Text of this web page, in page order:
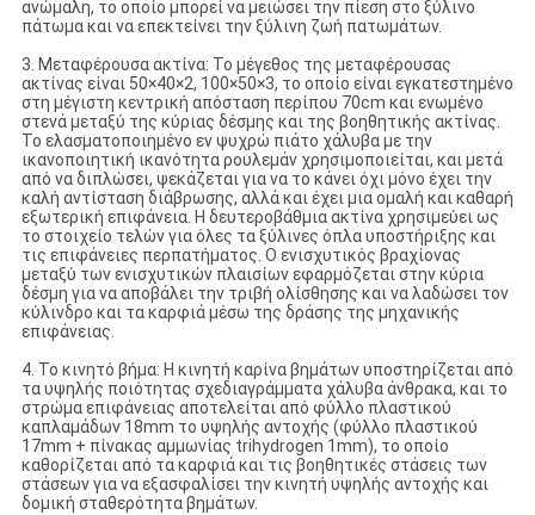
ανώμαλη, το οποίο μπορεί να μειώσει την πίεση στο ξύλινο
πάτωμα και να επεκτείνει την ξύλινη ζωή πατωμάτων.
3. Μεταφέρουσα ακτίνα: Το μέγεθος της μεταφέρουσας
ακτίνας είναι 50×40×2, 100×50×3, το οποίο είναι εγκατεστημένο
στη μέγιστη κεντρική απόσταση περίπου 70cm και ενωμένο
στενά μεταξύ της κύριας δέσμης και της βοηθητικής ακτίνας.
Το ελασματοποιημένο εν ψυχρώ πιάτο χάλυβα με την
ικανοποιητική ικανότητα ρουλεμάν χρησιμοποιείται, και μετά
από να διπλώσει, ψεκάζεται για να το κάνει όχι μόνο έχει την
καλή αντίσταση διάβρωσης, αλλά και έχει μια ομαλή και καθαρή
εξωτερική επιφάνεια. Η δευτεροβάθμια ακτίνα χρησιμεύει ως
το στοιχείο τελών για όλες τα ξύλινες όπλα υποστήριξης και
τις επιφάνειες περπατήματος. Ο ενισχυτικός βραχίονας
μεταξύ των ενισχυτικών πλαισίων εφαρμόζεται στην κύρια
δέσμη για να αποβάλει την τριβή ολίσθησης και να λαδώσει τον
κύλινδρο και τα καρφιά μέσω της δράσης της μηχανικής
επιφάνειας.
4. Το κινητό βήμα: Η κινητή καρίνα βημάτων υποστηρίζεται από
τα υψηλής ποιότητας σχεδιαγράμματα χάλυβα άνθρακα, και το
στρώμα επιφάνειας αποτελείται από φύλλο πλαστικού
καπλαμάδων 18mm το υψηλής αντοχής (φύλλο πλαστικού
17mm + πίνακας αμμωνίας trihydrogen 1mm), το οποίο
καθορίζεται από τα καρφιά και τις βοηθητικές στάσεις των
στάσεων για να εξασφαλίσει την κινητή υψηλής αντοχής και
δομική σταθερότητα βημάτων.